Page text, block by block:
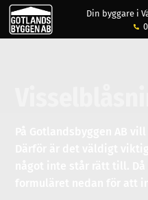
Din byggare i